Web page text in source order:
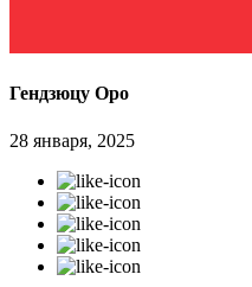
Гендзюцу Оро
28 января, 2025